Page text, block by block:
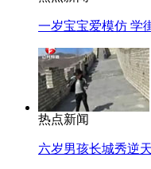
一岁宝宝爱模仿 学
热点新闻
六岁男孩长城秀逆